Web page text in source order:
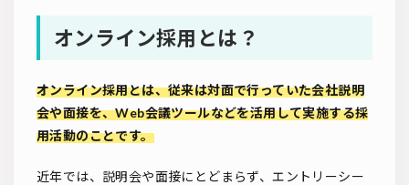
オンライン採用とは？
オンライン採用とは、従来は対面で行っていた会社説明
会や面接を、Web会議ツールなどを活用して実施する採
用活動のことです。
近年では、説明会や面接にとどまらず、エントリーシー